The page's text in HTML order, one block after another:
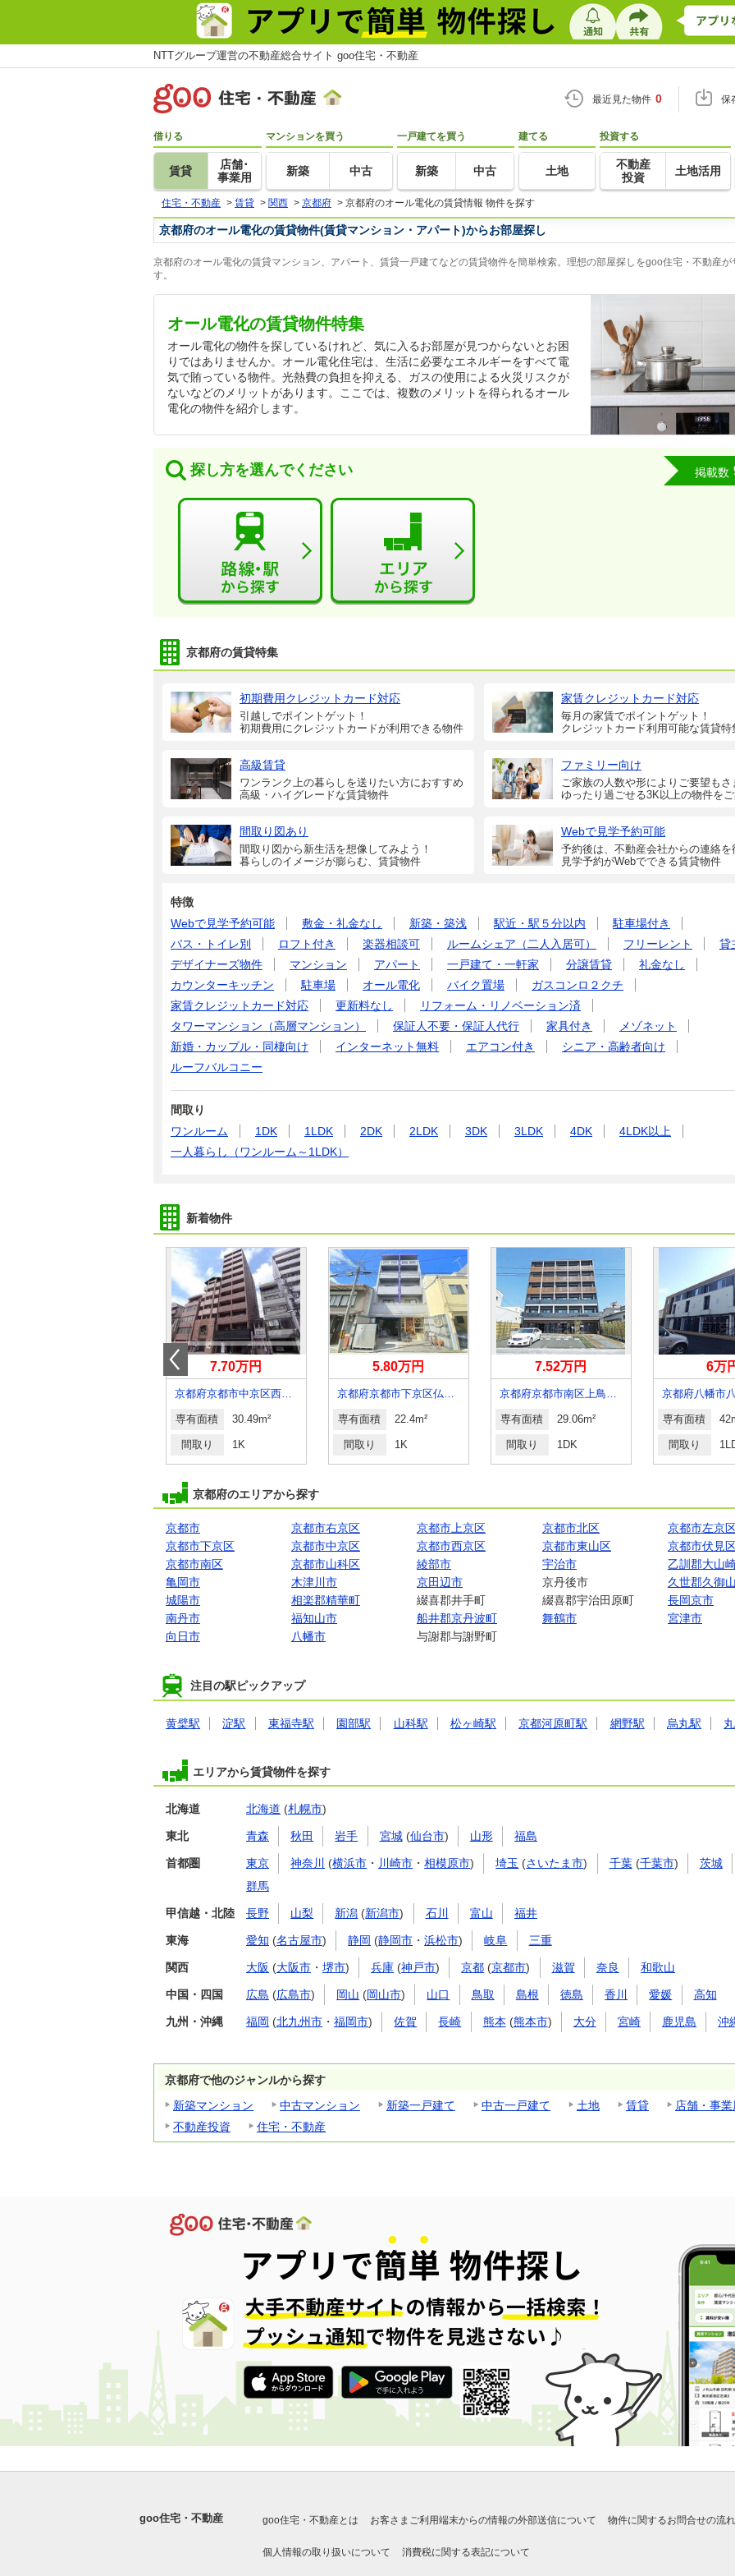
NTTグループ運営の不動産総合サイト goo住宅・不動産
最近見た物件 0 保
借りる
賃貸
店舗･
事業用
マンションを買う
新築 中古
一戸建てを買う
新築 中古
建てる
土地
投資する
不動産
投資
土地活用
住宅・不動産 > 賃貸 > 関西 > 京都府 > 京都府のオール電化の賃貸情報 物件を探す
京都府のオール電化の賃貸物件(賃貸マンション・アパート)からお部屋探し
京都府のオール電化の賃貸マンション、アパート、賃貸一戸建てなどの賃貸物件を簡単検索。理想の部屋探しをgoo住宅・不動産が
す。
オール電化の賃貸物件特集
オール電化の物件を探しているけれど、気に入るお部屋が見つからないとお困
りではありませんか。オール電化住宅は、生活に必要なエネルギーをすべて電
気で賄っている物件。光熱費の負担を抑える、ガスの使用による火災リスクが
ないなどのメリットがあります。ここでは、複数のメリットを得られるオール
電化の物件を紹介します。
探し方を選んでください 掲載数
京都府の賃貸特集
初期費用クレジットカード対応
引越しでポイントゲット！
初期費用にクレジットカードが利用できる物件
家賃クレジットカード対応
毎月の家賃でポイントゲット！
クレジットカード利用可能な賃貸特
高級賃貸
ワンランク上の暮らしを送りたい方におすすめ
高級・ハイグレードな賃貸物件
ファミリー向け
ご家族の人数や形によりご要望もさ
ゆったり過ごせる3K以上の物件をご
間取り図あり
間取り図から新生活を想像してみよう！
暮らしのイメージが膨らむ、賃貸物件
Webで見学予約可能
予約後は、不動産会社からの連絡を
見学予約がWebでできる賃貸物件
特徴
Webで見学予約可能
敷金・礼金なし 新築・築浅 駅近・駅５分以内
駐車場付き
バス・トイレ別
ロフト付き 楽器相談可 ルームシェア（二人入居可） フリーレント
貸
デザイナーズ物件
マンション アパート 一戸建て・一軒家 分譲賃貸
礼金なし
カウンターキッチン
駐車場 オール電化 バイク置場
ガスコンロ２クチ
家賃クレジットカード対応
更新料なし
リフォーム・リノベーション済
タワーマンション（高層マンション）
保証人不要・保証人代行 家具付き
メゾネット
新婚・カップル・同棲向け
インターネット無料 エアコン付き
シニア・高齢者向け
ルーフバルコニー
間取り
ワンルーム
1DK 1LDK 2DK 2LDK 3DK 3LDK 4DK
4LDK以上
一人暮らし（ワンルーム～1LDK）
新着物件
7.70万円
京都府京都市中京区西ノ京小堀町
専有面積 30.49m²
間取り 1K
5.80万円
京都府京都市下京区仏光寺通西洞院東入菅大臣町
専有面積 22.4m²
間取り 1K
7.52万円
京都府京都市南区上鳥羽苗代町
専有面積 29.06m²
間取り 1DK
6万
京都府八幡市
専有面積
間取り
京都府のエリアから探す
京都市 京都市右京区 京都市上京区 京都市北区
京都市左京
京都市下京区
京都市中京区 京都市西京区 京都市東山区
京都市伏見
京都市南区
京都市山科区 綾部市 宇治市
乙訓郡大山
亀岡市
木津川市 京田辺市 京丹後市
久世郡久御
城陽市
相楽郡精華町 綴喜郡井手町 綴喜郡宇治田原町
長岡京市
南丹市
福知山市 船井郡京丹波町 舞鶴市
宮津市
向日市
八幡市 与謝郡与謝野町
注目の駅ピックアップ
黄檗駅 淀駅 東福寺駅 園部駅 山科駅 松ヶ崎駅 京都河原町駅 網野駅 烏丸駅
エリアから賃貸物件を探す
北海道 北海道 (札幌市)
東北 青森 秋田 岩手 宮城(仙台市) 山形 福島
首都圏 東京 神奈川 (横浜市 ・ 川崎市 ・相模原市) 埼玉 (さいたま市) 千葉(千葉市) 茨城
群馬
甲信越・北陸 長野 山梨 新潟 (新潟市) 石川 富山 福井
東海 愛知 (名古屋市) 静岡 (静岡市 ・浜松市) 岐阜 三重
関西 大阪 (大阪市 ・ 堺市) 兵庫 (神戸市) 京都 (京都市) 滋賀 奈良 和歌山
中国・四国 広島 (広島市) 岡山 (岡山市) 山口 鳥取 島根 徳島 香川 愛媛 高知
九州・沖縄 福岡 (北九州市 ・ 福岡市) 佐賀 長崎 熊本 (熊本市) 大分 宮崎 鹿児島 沖
京都府で他のジャンルから探す
新築マンション
中古マンション 新築一戸建て 中古一戸建て 土地 賃貸
店舗・事業
不動産投資
住宅・不動産
goo住宅・不動産 goo住宅・不動産とは お客さまご利用端末からの情報の外部送信について 物件に関するお問合せの流れ
個人情報の取り扱いについて 消費税に関する表記について